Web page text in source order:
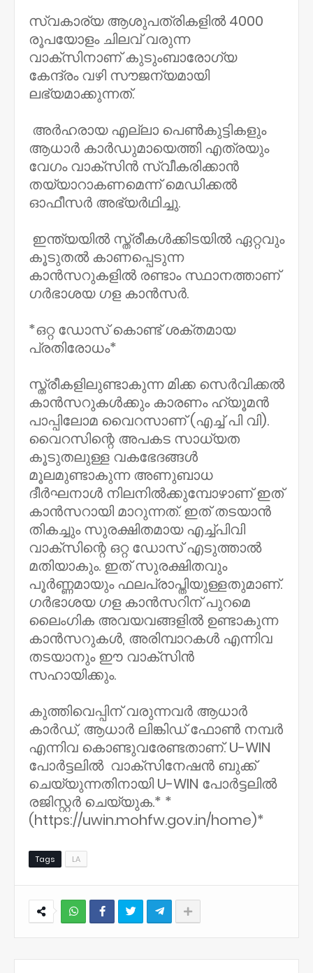
സ്വകാര്യ ആശുപത്രികളില്‍ 4000
രൂപയോളം ചിലവ് വരുന്ന
വാക്‌സിനാണ് കുടുംബാരോഗ്യ
കേന്ദ്രം വഴി സൗജന്യമായി
ലഭ്യമാക്കുന്നത്.
അര്‍ഹരായ എല്ലാ പെണ്‍കുട്ടികളും
ആധാര്‍ കാര്‍ഡുമായെത്തി എത്രയും
വേഗം വാക്‌സിന്‍ സ്വീകരിക്കാന്‍
തയ്യാറാകണമെന്ന് മെഡിക്കൽ
ഓഫീസർ അഭ്യര്‍ഥിച്ചു.
ഇന്ത്യയില്‍ സ്ത്രീകള്‍ക്കിടയില്‍ ഏറ്റവും
കൂടുതല്‍ കാണപ്പെടുന്ന
കാന്‍സറുകളില്‍ രണ്ടാം സ്ഥാനത്താണ്
ഗര്‍ഭാശയ ഗള കാന്‍സര്‍.
*ഒറ്റ ഡോസ് കൊണ്ട് ശക്തമായ
പ്രതിരോധം*
സ്ത്രീകളിലുണ്ടാകുന്ന മിക്ക സെര്‍വിക്കല്‍
കാന്‍സറുകള്‍ക്കും കാരണം ഹ്യൂമന്‍
പാപ്പിലോമ വൈറസാണ് (എച്ച് പി വി).
വൈറസിന്റെ അപകട സാധ്യത
കൂടുതലുള്ള വകഭേദങ്ങള്‍
മൂലമുണ്ടാകുന്ന അണുബാധ
ദീര്‍ഘനാള്‍ നിലനില്‍ക്കുമ്പോഴാണ് ഇത്
കാന്‍സറായി മാറുന്നത്. ഇത് തടയാന്‍
തികച്ചും സുരക്ഷിതമായ എച്ച്പിവി
വാക്‌സിന്റെ ഒറ്റ ഡോസ് എടുത്താല്‍
മതിയാകും. ഇത് സുരക്ഷിതവും
പൂര്‍ണ്ണമായും ഫലപ്രാപ്തിയുള്ളതുമാണ്.
ഗര്‍ഭാശയ ഗള കാന്‍സറിന് പുറമെ
ലൈംഗിക അവയവങ്ങളില്‍ ഉണ്ടാകുന്ന
കാന്‍സറുകള്‍, അരിമ്പാറകള്‍ എന്നിവ
തടയാനും ഈ വാക്‌സിന്‍
സഹായിക്കും.
കുത്തിവെപ്പിന് വരുന്നവർ ആധാർ
കാർഡ്, ആധാർ ലിങ്കിഡ് ഫോൺ നമ്പർ
എന്നിവ കൊണ്ടുവരേണ്ടതാണ്. U-WIN
പോർട്ടലിൽ വാക്സിനേഷൻ ബുക്ക്
ചെയ്യുന്നതിനായി U-WIN പോർട്ടലിൽ
രജിസ്റ്റർ ചെയ്യുക.* *
(https://uwin.mohfw.gov.in/home)*
Tags LA